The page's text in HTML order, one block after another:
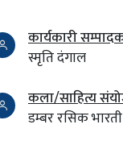
कार्यकारी
स्मृति दंगाल
कला/साहित्य
डम्बर रसिक भारती